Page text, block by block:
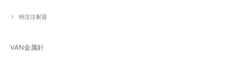
特注注射器
VAN金属針